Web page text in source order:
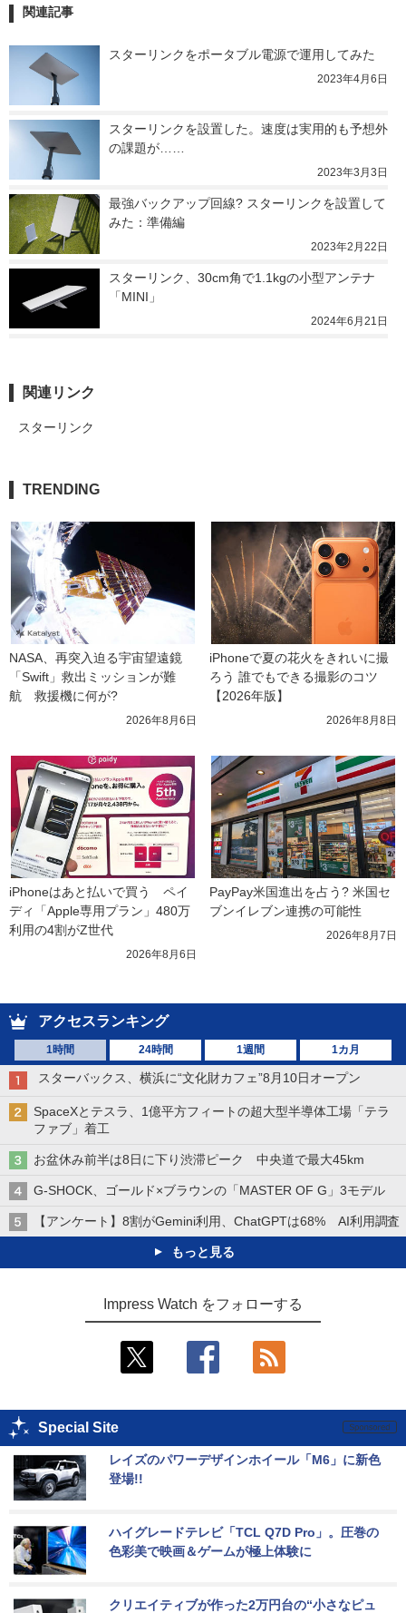
関連記事
スターリンクをポータブル電源で運用してみた
2023年4月6日
スターリンクを設置した。速度は実用的も予想外
の課題が……
2023年3月3日
最強バックアップ回線? スターリンクを設置して
みた：準備編
2023年2月22日
スターリンク、30cm角で1.1kgの小型アンテナ
「MINI」
2024年6月21日
関連リンク
スターリンク
TRENDING
NASA、再突入迫る宇宙望遠鏡
「Swift」救出ミッションが難
航　救援機に何が?
2026年8月6日
iPhoneで夏の花火をきれいに撮
ろう 誰でもできる撮影のコツ
【2026年版】
2026年8月8日
iPhoneはあと払いで買う　ペイ
ディ「Apple専用プラン」480万
利用の4割がZ世代
2026年8月6日
PayPay米国進出を占う? 米国セ
ブンイレブン連携の可能性
2026年8月7日
アクセスランキング
1時間 24時間 1週間 1カ月
スターバックス、横浜に“文化財カフェ”8月10日オープン
SpaceXとテスラ、1億平方フィートの超大型半導体工場「テラ
ファブ」着工
お盆休み前半は8日に下り渋滞ピーク 中央道で最大45km
G-SHOCK、ゴールド×ブラウンの「MASTER OF G」3モデル
【アンケート】8割がGemini利用、ChatGPTは68% AI利用調査
もっと見る
Impress Watch をフォローする
Special Site
レイズのパワーデザインホイール「M6」に新色
登場!!
ハイグレードテレビ「TCL Q7D Pro」。圧巻の
色彩美で映画＆ゲームが極上体験に
クリエイティブが作った2万円台の“小さなピュ